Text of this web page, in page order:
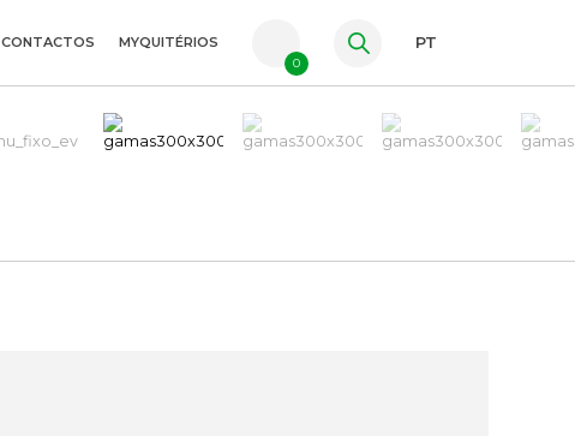
ES
CONTACTOS MYQUITÉRIOS
0
PT